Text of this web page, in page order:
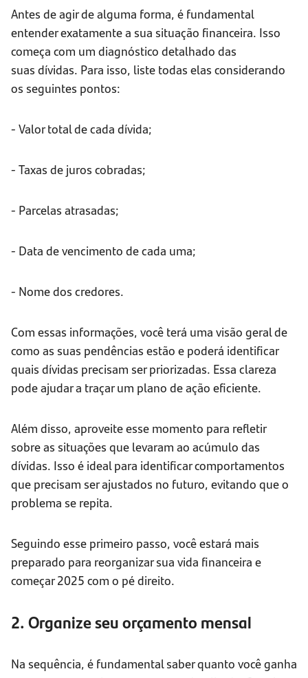
Antes de agir de alguma forma, é fundamental
entender exatamente a sua situação financeira. Isso
começa com um diagnóstico detalhado das
suas dívidas. Para isso, liste todas elas considerando
os seguintes pontos:
- Valor total de cada dívida;
- Taxas de juros cobradas;
- Parcelas atrasadas;
- Data de vencimento de cada uma;
- Nome dos credores.
Com essas informações, você terá uma visão geral de
como as suas pendências estão e poderá identificar
quais dívidas precisam ser priorizadas. Essa clareza
pode ajudar a traçar um plano de ação eficiente.
Além disso, aproveite esse momento para refletir
sobre as situações que levaram ao acúmulo das
dívidas. Isso é ideal para identificar comportamentos
que precisam ser ajustados no futuro, evitando que o
problema se repita.
Seguindo esse primeiro passo, você estará mais
preparado para reorganizar sua vida financeira e
começar 2025 com o pé direito.
2. Organize seu orçamento mensal
Na sequência, é fundamental saber quanto você ganha